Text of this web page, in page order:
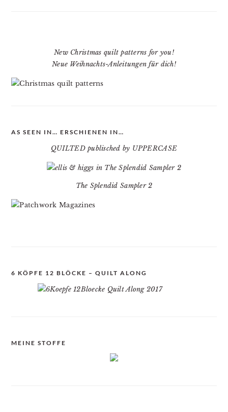
New Christmas quilt patterns for you!
Neue Weihnachts-Anleitungen für dich!
AS SEEN IN… ERSCHIENEN IN…
QUILTED publisched by UPPERCASE
The Splendid Sampler 2
6 KÖPFE 12 BLÖCKE – QUILT ALONG
MEINE STOFFE